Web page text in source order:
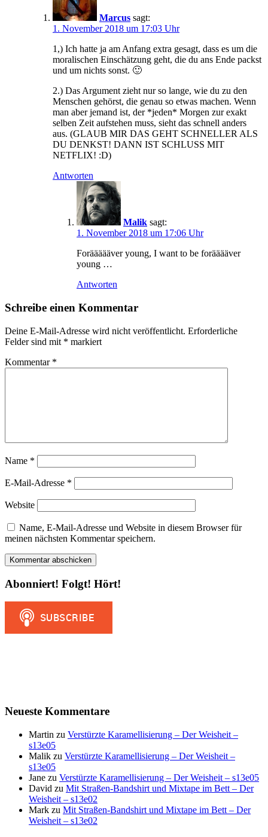
Marcus sagt:
1. November 2018 um 17:03 Uhr
1,) Ich hatte ja am Anfang extra gesagt, dass es um die
moralischen Einschätzung geht, die du ans Ende packst
und um nichts sonst. 🙂
2.) Das Argument zieht nur so lange, wie du zu den
Menschen gehörst, die genau so etwas machen. Wenn
man aber jemand ist, der *jeden* Morgen zur exakt
selben Zeit aufstehen muss, sieht das schnell anders
aus. (GLAUB MIR DAS GEHT SCHNELLER ALS
DU DENKST! DANN IST SCHLUSS MIT
NETFLIX! :D)
Antworten
Malik sagt:
1. November 2018 um 17:06 Uhr
Foräääääver young, I want to be forääääver
young …
Antworten
Schreibe einen Kommentar
Deine E-Mail-Adresse wird nicht veröffentlicht. Erforderliche
Felder sind mit * markiert
Kommentar *
Name *
E-Mail-Adresse *
Website
Name, E-Mail-Adresse und Website in diesem Browser für
meinen nächsten Kommentar speichern.
Abonniert! Folgt! Hört!
Neueste Kommentare
Martin zu Verstürzte Karamellisierung – Der Weisheit –
s13e05
Malik zu Verstürzte Karamellisierung – Der Weisheit –
s13e05
Jane zu Verstürzte Karamellisierung – Der Weisheit – s13e05
David zu Mit Straßen-Bandshirt und Mixtape im Bett – Der
Weisheit – s13e02
Mark zu Mit Straßen-Bandshirt und Mixtape im Bett – Der
Weisheit – s13e02